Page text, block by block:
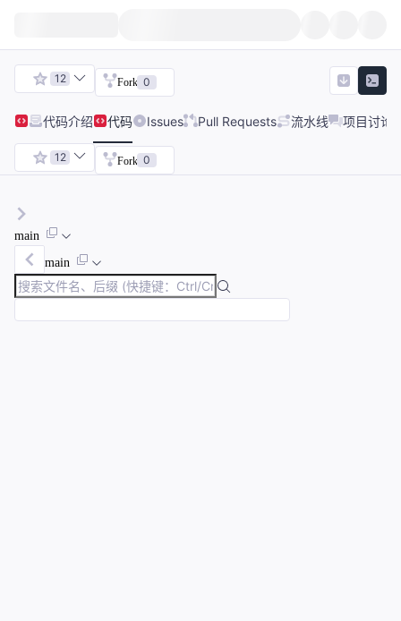
12 Fork 0
代码介绍 代码 Issues Pull Requests 流水线 项目讨论
12 Fork 0
main
main